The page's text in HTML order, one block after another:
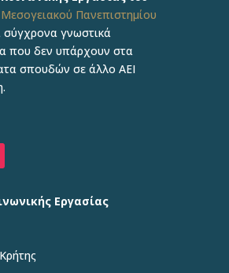
Πανεπιστημίου
σύγχρονα γνωστικά
που δεν υπάρχουν στα
σπουδών σε άλλο ΑΕΙ
Εργασίας